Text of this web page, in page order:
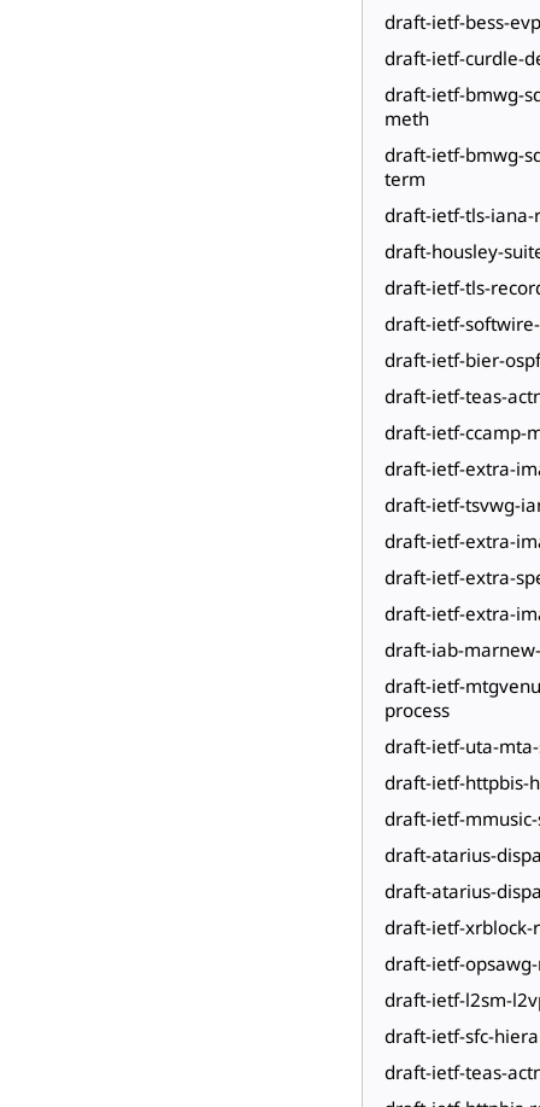
draft-ietf-bess-
draft-ietf-curdle-
draft-ietf-bmwg-
meth
draft-ietf-bmwg-
term
draft-ietf-tls-
draft-housley-
draft-ietf-tls-
draft-ietf-
draft-ietf-bier-
draft-ietf-teas-
draft-ietf-ccamp-
draft-ietf-extra-
draft-ietf-tsvwg-
draft-ietf-extra-
draft-ietf-extra-
draft-ietf-extra-
draft-iab-
draft-ietf-
process
draft-ietf-uta-
draft-ietf-httpbis-
draft-ietf-
draft-atarius-
draft-atarius-
draft-ietf-xrblock-
draft-ietf-
draft-ietf-l2sm-
draft-ietf-sfc-
draft-ietf-teas-